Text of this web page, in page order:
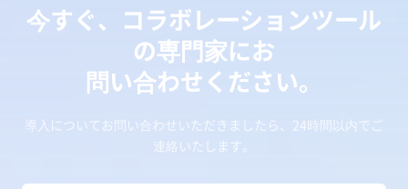
今すぐ、コラボレーションツール
の専門家にお
問い合わせください。
導入についてお問い合わせいただきましたら、24時間以内でご
連絡いたします。